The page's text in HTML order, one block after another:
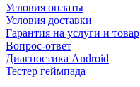
Условия оплаты
Условия доставки
Гарантия на услуги и товар
Вопрос-ответ
Диагностика Android
Тестер геймпада